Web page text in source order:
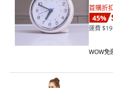
首購折
45%
運費
WOW免